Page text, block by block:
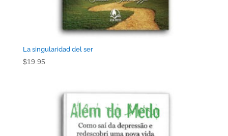
La singularidad del ser
$19.95